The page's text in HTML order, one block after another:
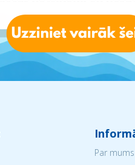
Par mums